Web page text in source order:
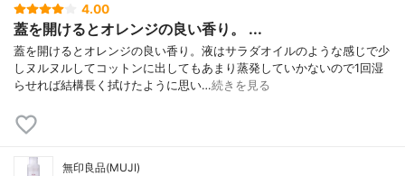
4.00
蓋を開けるとオレンジの良い香り。 ...
蓋を開けるとオレンジの良い香り。液はサラダオイルのような感じで少
しヌルヌルしてコットンに出してもあまり蒸発していかないので1回湿
らせれば結構長く拭けたように思い…続きを見る
無印良品(MUJI)